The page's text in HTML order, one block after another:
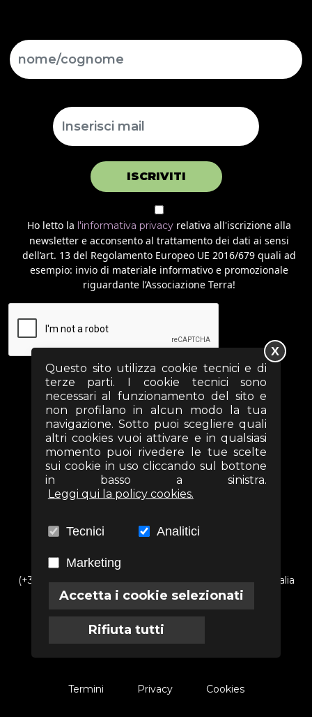
ISCRIVITI
Ho letto la l'informativa privacy relativa all'iscrizione alla
newsletter e acconsento al trattamento dei dati ai sensi
dell’art. 13 del Regolamento Europeo UE 2016/679 quali ad
esempio: invio di materiale informativo e promozionale
riguardante l’Associazione Terra!
(+39) 06 69352313 - Via Arezzo n. 18 - 00161- Roma - Italia
info@associazioneterra.it
CF: 97502710581
SEGUICI SUI SOCIAL
Termini Privacy Cookies
Questo sito utilizza cookie tecnici e di
terze parti. I cookie tecnici sono
necessari al funzionamento del sito e
non profilano in alcun modo la tua
navigazione. Sotto puoi scegliere quali
altri cookies vuoi attivare e in qualsiasi
momento puoi rivedere le tue scelte
sui cookie in uso cliccando sul bottone
in basso a sinistra.
Leggi qui la policy cookies.
Tecnici Analitici
Marketing
Accetta i cookie selezionati
Rifiuta tutti
X